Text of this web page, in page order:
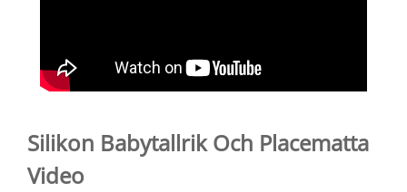
Silikon Babytallrik Och Placematta
Video